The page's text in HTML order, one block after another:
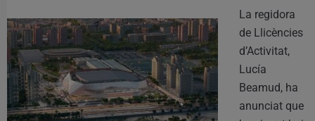
La regidora
de Llicències
d’Activitat,
Lucía
Beamud, ha
anunciat que